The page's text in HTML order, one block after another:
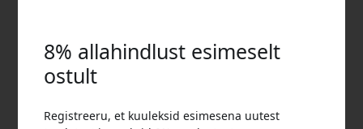
8% allahindlust esimeselt
ostult
Registreeru, et kuuleksid esimesena uutest
Kasuta seda koodi kassas, et saada 8%